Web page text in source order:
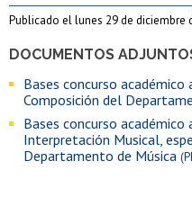
DOCUMENTOS
Bases concurso
Composición del
Bases concurso
Interpretación Musical,
Departamento de Música
Publicado el lunes 29 de diciembre